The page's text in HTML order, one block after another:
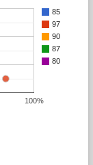
85
97
90
87
80
100%